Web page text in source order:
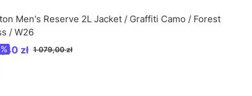
Men's Reserve 2L Jacket / Graffiti Camo / Forest
/ W26
promocyjna
zł 1 079,00 zł